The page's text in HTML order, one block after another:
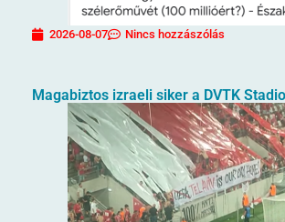
2026-08-07 Nincs hozzászólás
Magabiztos izraeli siker a DVTK